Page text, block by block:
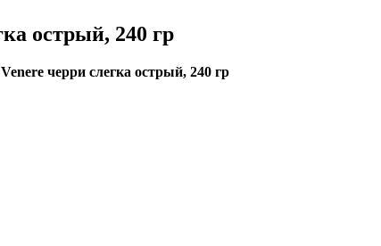
острый, 240 гр
черри слегка острый, 240 гр